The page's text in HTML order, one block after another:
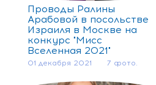
Проводы Ралины
Арабовой в посольстве
Израиля в Москве на
конкурс "Мисс
Вселенная 2021"
01 декабря 2021 7 фото.